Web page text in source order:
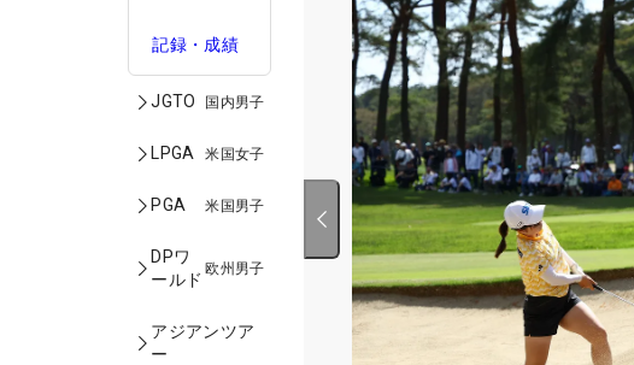
記録・成績
JGTO 国内男子
LPGA 米国女子
PGA 米国男子
DPワ
ールド
欧州男子
アジアンツア
ー